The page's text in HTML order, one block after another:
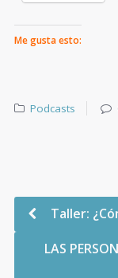
Me gusta esto:
Podcasts
Taller:
LAS